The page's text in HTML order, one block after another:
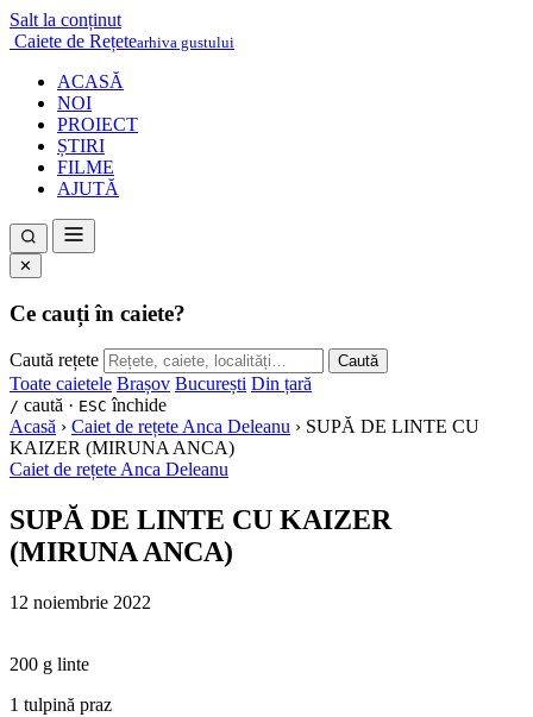
Salt la conținut
Caiete de Rețetearhiva gustului
ACASĂ
NOI
PROIECT
ȘTIRI
FILME
AJUTĂ
✕
Ce cauți în caiete?
Caută rețete Caută
Toate caietele Brașov București Din țară
/ caută · ESC închide
Acasă › Caiet de rețete Anca Deleanu › SUPĂ DE LINTE CU
KAIZER (MIRUNA ANCA)
Caiet de rețete Anca Deleanu
SUPĂ DE LINTE CU KAIZER
(MIRUNA ANCA)
12 noiembrie 2022
200 g linte
1 tulpină praz